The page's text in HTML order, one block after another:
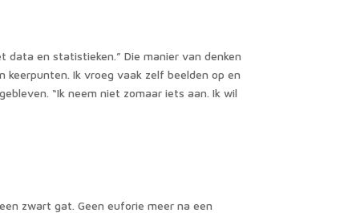
data en statistieken.” Die manier van denken
Ik vroeg vaak zelf beelden op en
“Ik neem niet zomaar iets aan. Ik wil
zwart gat. Geen euforie meer na een